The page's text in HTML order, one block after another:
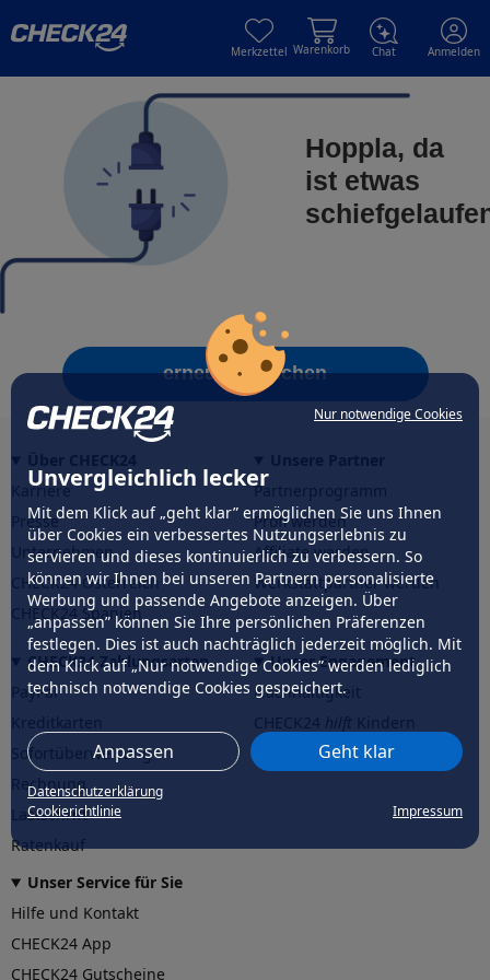
Nur notwendige Cookies
Unvergleichlich lecker
Mit dem Klick auf „geht klar” ermöglichen Sie uns Ihnen
über Cookies ein verbessertes Nutzungserlebnis zu
servieren und dieses kontinuierlich zu verbessern. So
können wir Ihnen bei unseren Partnern personalisierte
Werbung und passende Angebote anzeigen. Über
„anpassen” können Sie Ihre persönlichen Präferenzen
festlegen. Dies ist auch nachträglich jederzeit möglich. Mit
dem Klick auf „Nur notwendige Cookies” werden lediglich
technisch notwendige Cookies gespeichert.
Anpassen Geht klar
Datenschutzerklärung
Cookierichtlinie
Impressum
Merkzettel Warenkorb Chat Anmelden
Hoppla, da
ist etwas
erneut versuchen
Karriere
Presse
Unternehmen
CHECK24 Österreich
CHECK24 Spanien
Partnerprogramm
Profi werden
Affiliate werden
Werkstattpartner werden
CHECK24 Zahlungsarten
PayPal
Sofortüberweisung
Rechnung
Lastschrift
Ratenkauf
Unser Engagement
Nachhaltigkeit
CHECK24hilftder Natur
Unser Service für Sie
Hilfe und Kontakt
CHECK24 App
CHECK24 Gutscheine